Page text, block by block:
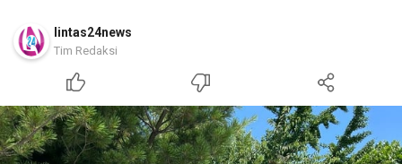
lintas24news
Tim Redaksi